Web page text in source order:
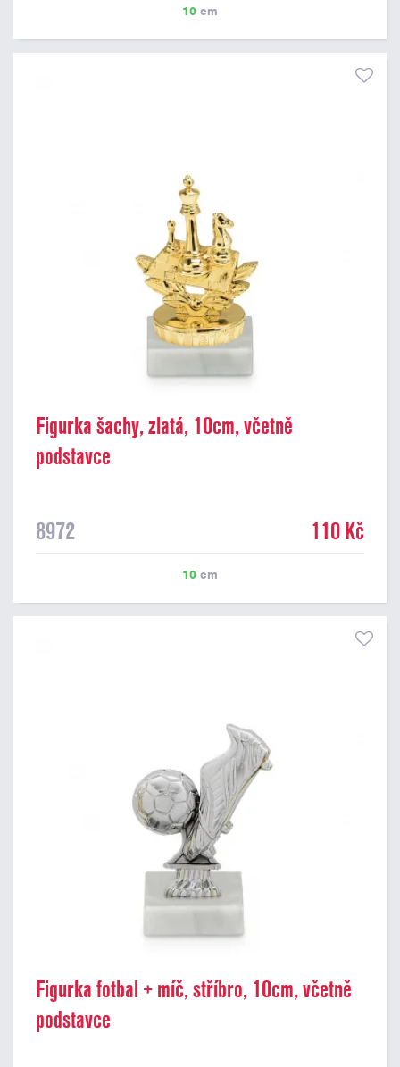
10 cm
Figurka šachy, zlatá, 10cm, včetně
podstavce
8972 110 Kč
10 cm
Figurka fotbal + míč, stříbro, 10cm, včetně
podstavce